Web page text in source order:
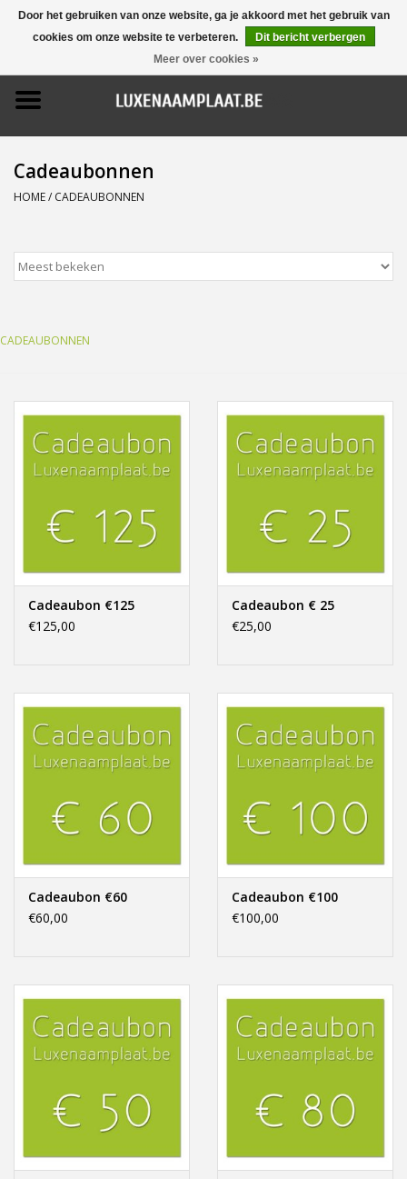
0 Artikelen - €0,00
Home
Promoties
Naamborden
Pictogrammen
Freesletters
Bestelling op maat
Cadeaubonnen
Portfolio
kleuren en lettertypes
Offerte op maat
Cadeaubonnen
HOME/ CADEAUBONNEN
CADEAUBONNEN
Cadeaubon €125
€125,00
Cadeaubon € 25
€25,00
Cadeaubon €60
€60,00
Cadeaubon €100
€100,00
Door het gebruiken van onze website, ga je akkoord met het gebruik van
cookies om onze website te verbeteren.
Dit bericht verbergen
Meer over cookies »